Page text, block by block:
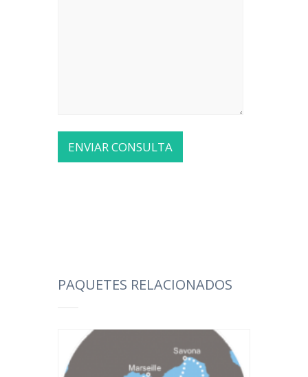
PAQUETES RELACIONADOS